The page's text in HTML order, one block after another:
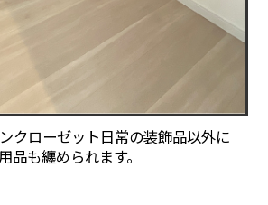
クローゼット日常の装飾品以外に
品も纏められます。